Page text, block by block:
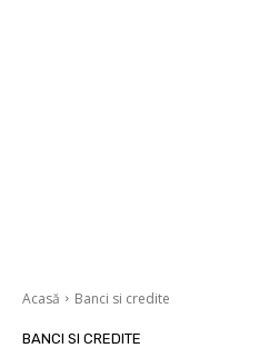
Acasă Banci si credite
BANCI SI CREDITE